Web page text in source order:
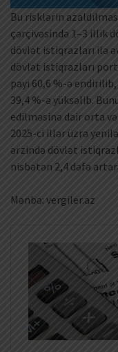
Bu risklərin
çərçivəsində 1–3 illik
dövlət istiqrazları ilə
dövlət istiqrazları
payı 60,6 %-ə
39,4 %-ə yüksəlib.
edilməsinə dair orta
2025-ci illər üzrə
ərzində dövlət
nisbətən 2,4 dəfə
Mənbə: vergiler.az